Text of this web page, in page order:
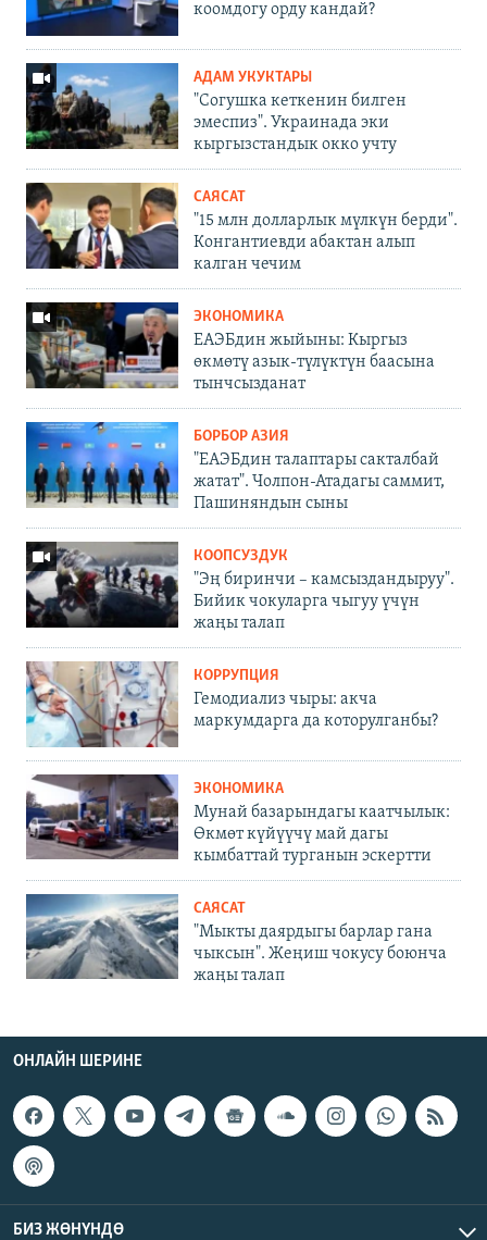
коомдогу орду кандай?
АДАМ УКУКТАРЫ
"Согушка кеткенин билген
эмеспиз". Украинада эки
кыргызстандык окко учту
САЯСАТ
"15 млн долларлык мүлкүн берди".
Конгантиевди абактан алып
калган чечим
ЭКОНОМИКА
ЕАЭБдин жыйыны: Кыргыз
өкмөтү азык-түлүктүн баасына
тынчсызданат
БОРБОР АЗИЯ
"ЕАЭБдин талаптары сакталбай
жатат". Чолпон-Атадагы саммит,
Пашиняндын сыны
КООПСУЗДУК
"Эң биринчи – камсыздандыруу".
Бийик чокуларга чыгуу үчүн
жаңы талап
КОРРУПЦИЯ
Гемодиализ чыры: акча
маркумдарга да которулганбы?
ЭКОНОМИКА
Мунай базарындагы каатчылык:
Өкмөт күйүүчү май дагы
кымбаттай турганын эскертти
САЯСАТ
"Мыкты даярдыгы барлар гана
чыксын". Жеңиш чокусу боюнча
жаңы талап
ОНЛАЙН ШЕРИНЕ
БИЗ ЖӨНҮНДӨ